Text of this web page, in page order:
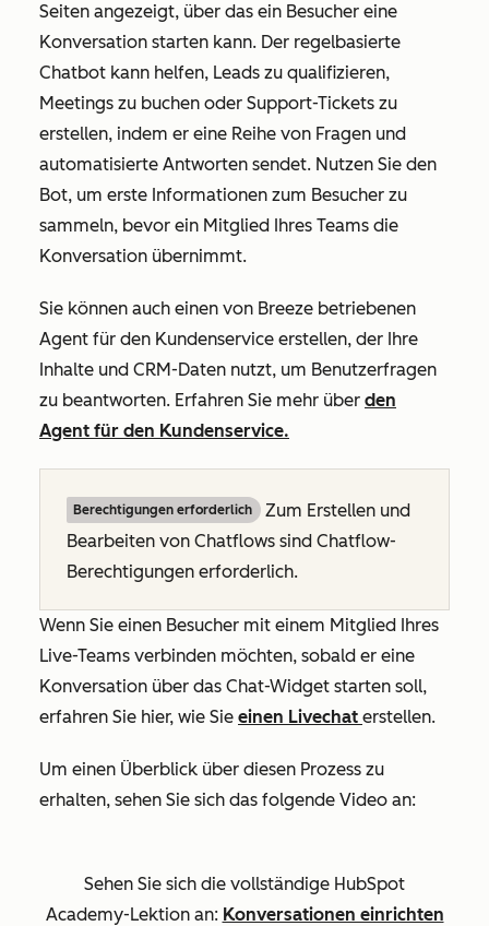
Seiten angezeigt, über das ein Besucher eine
Konversation starten kann. Der regelbasierte
Chatbot kann helfen, Leads zu qualifizieren,
Meetings zu buchen oder Support-Tickets zu
erstellen, indem er eine Reihe von Fragen und
automatisierte Antworten sendet. Nutzen Sie den
Bot, um erste Informationen zum Besucher zu
sammeln, bevor ein Mitglied Ihres Teams die
Konversation übernimmt.
Sie können auch einen von Breeze betriebenen
Agent für den Kundenservice erstellen, der Ihre
Inhalte und CRM-Daten nutzt, um Benutzerfragen
zu beantworten. Erfahren Sie mehr über den
Agent für den Kundenservice.
Berechtigungen erforderlich
Zum Erstellen und
Bearbeiten von Chatflows sind Chatflow-
Berechtigungen erforderlich.
Wenn Sie einen Besucher mit einem Mitglied Ihres
Live-Teams verbinden möchten, sobald er eine
Konversation über das Chat-Widget starten soll,
erfahren Sie hier, wie Sie einen Livechat erstellen.
Um einen Überblick über diesen Prozess zu
erhalten, sehen Sie sich das folgende Video an:
Sehen Sie sich die vollständige HubSpot
Academy-Lektion an: Konversationen einrichten